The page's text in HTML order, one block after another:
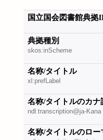
国立国会図書館典拠
典拠種別
skos:inScheme
名称/タイトル
xl:prefLabel
名称/タイトルのカナ
ndl:transcription@ja-Kana
名称/タイトルのロー